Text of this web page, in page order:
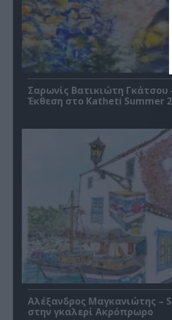
Σαρωνίς Βατικιώτη Γκάτσου
Έκθεση στο Katheti Summer
Αλέξανδρος Μαγκανιώτης –
στην γκαλερί Ακρόπρωρο